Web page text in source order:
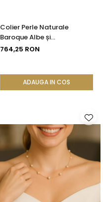
Colier Perle Naturale
Baroque Albe și
Închizătoare Argint 925 |
764,25 RON
ADAUGA IN COS